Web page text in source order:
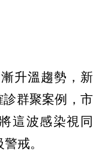
升溫趨勢，新
群聚案例，市
這波感染視同
戒。